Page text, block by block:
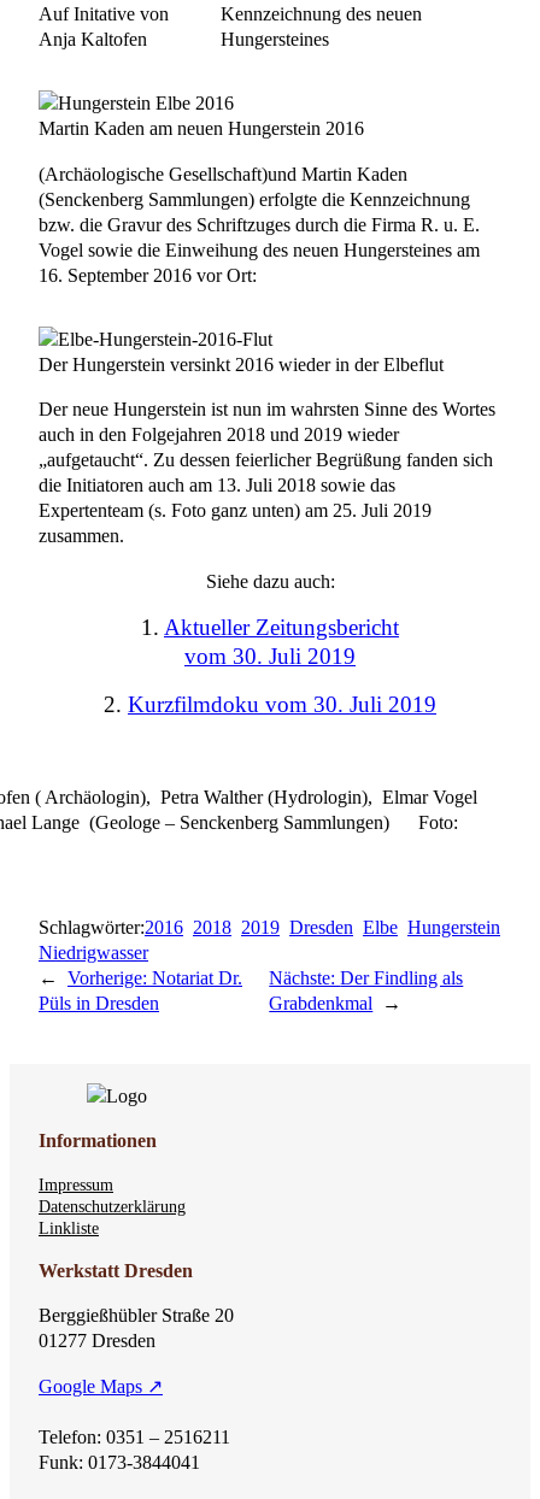
Kennzeichnung des neuen
Hungersteines
Martin Kaden am neuen Hungerstein 2016
Auf Initative von
Anja Kaltofen
(Archäologische Gesellschaft)und Martin Kaden
(Senckenberg Sammlungen) erfolgte die Kennzeichnung
bzw. die Gravur des Schriftzuges durch die Firma R. u. E.
Vogel sowie die Einweihung des neuen Hungersteines am
16. September 2016 vor Ort:
Der Hungerstein versinkt 2016 wieder in der Elbeflut
Der neue Hungerstein ist nun im wahrsten Sinne des Wortes
auch in den Folgejahren 2018 und 2019 wieder
„aufgetaucht“. Zu dessen feierlicher Begrüßung fanden sich
die Initiatoren auch am 13. Juli 2018 sowie das
Expertenteam (s. Foto ganz unten) am 25. Juli 2019
zusammen.
Siehe dazu auch:
1. Aktueller Zeitungsbericht
vom 30. Juli 2019
2. Kurzfilmdoku vom 30. Juli 2019
( Archäologin), Petra Walther (Hydrologin), Elmar Vogel
Lange (Geologe – Senckenberg Sammlungen) Foto:
Schlagwörter:2016 2018 2019 Dresden Elbe Hungerstein
Niedrigwasser
← Vorherige: Notariat Dr.
Püls in Dresden
Nächste:Der Findling als
Grabdenkmal →
Informationen
Impressum
Datenschutzerklärung
Linkliste
Werkstatt Dresden
Berggießhübler Straße 20
01277 Dresden
Google Maps ↗
Telefon: 0351 – 2516211
Funk: 0173-3844041